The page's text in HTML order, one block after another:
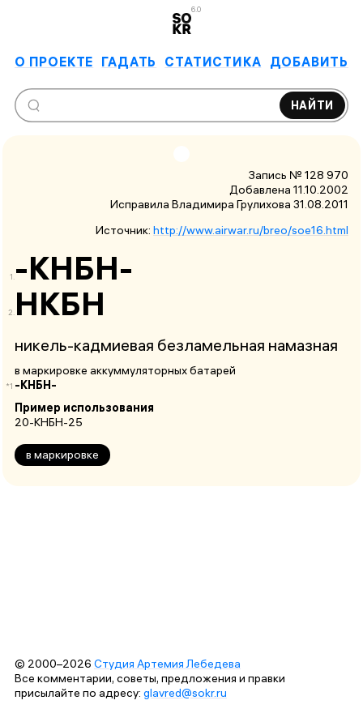
6.0
О ПРОЕКТЕ ГАДАТЬ СТАТИСТИКА ДОБАВИТЬ
НАЙТИ
Запись № 128 970
Добавлена 11.10.2002
Исправила Владимира Грулихова 31.08.2011
Источник: http://www.airwar.ru/breo/soe16.html
-КНБН-
НКБН
никель-кадмиевая безламельная намазная
в маркировке аккуммуляторных батарей
*1 -КНБН-
Пример использования
20-КНБН-25
в маркировке
© 2000–2026 Студия Артемия Лебедева
Все комментарии, советы, предложения и правки
присылайте по адресу: glavred@sokr.ru